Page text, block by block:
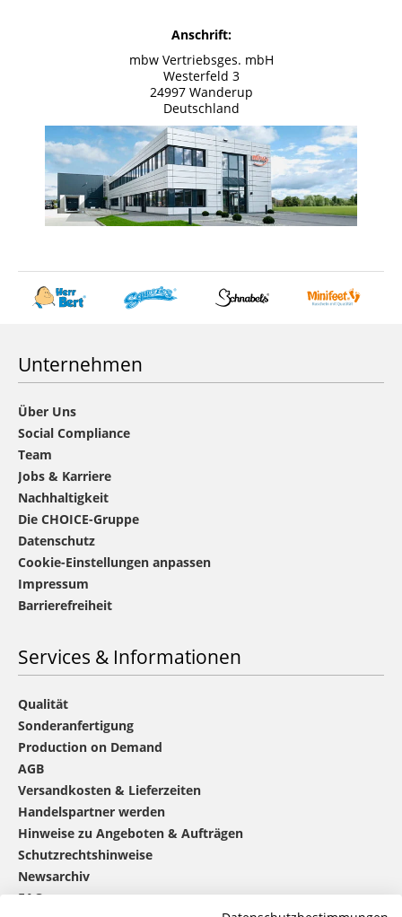
Anschrift:
mbw Vertriebsges. mbH
Westerfeld 3
24997 Wanderup
Deutschland
Unternehmen
Über Uns
Social Compliance
Team
Jobs & Karriere
Nachhaltigkeit
Die CHOICE-Gruppe
Datenschutz
Cookie-Einstellungen anpassen
Impressum
Barrierefreiheit
Services & Informationen
Qualität
Sonderanfertigung
Production on Demand
AGB
Versandkosten & Lieferzeiten
Handelspartner werden
Hinweise zu Angeboten & Aufträgen
Schutzrechtshinweise
Newsarchiv
FAQ